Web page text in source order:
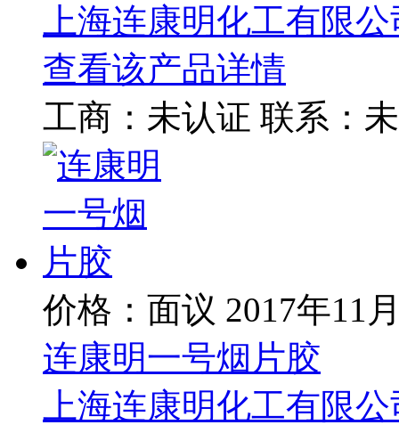
上海连康明化工有限
查看该产品详情
工商： 未认证 联系：
价格：面议 2017年11
连康明一号烟片胶
上海连康明化工有限